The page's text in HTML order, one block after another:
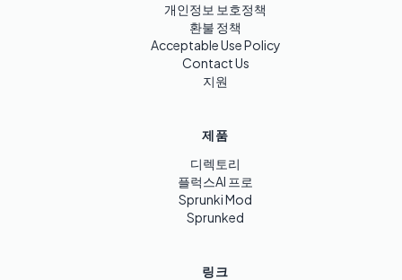
개인정보 보호정책
환불 정책
Acceptable Use Policy
Contact Us
지원
제품
디렉토리
플럭스AI 프로
Sprunki Mod
Sprunked
링크